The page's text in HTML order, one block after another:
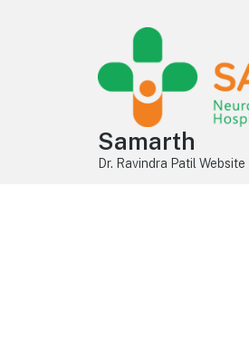
Samarth
Dr. Ravindra Patil Website